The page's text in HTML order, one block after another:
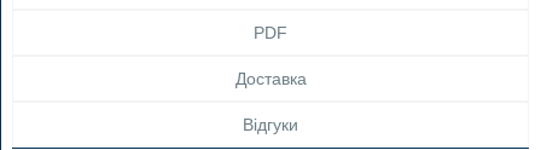
PDF
Доставка
Відгуки